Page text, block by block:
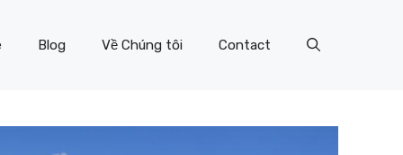
Blog Về Chúng tôi Contact